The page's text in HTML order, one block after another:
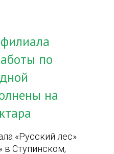
по
на
«Русский лес»
Ступинском,